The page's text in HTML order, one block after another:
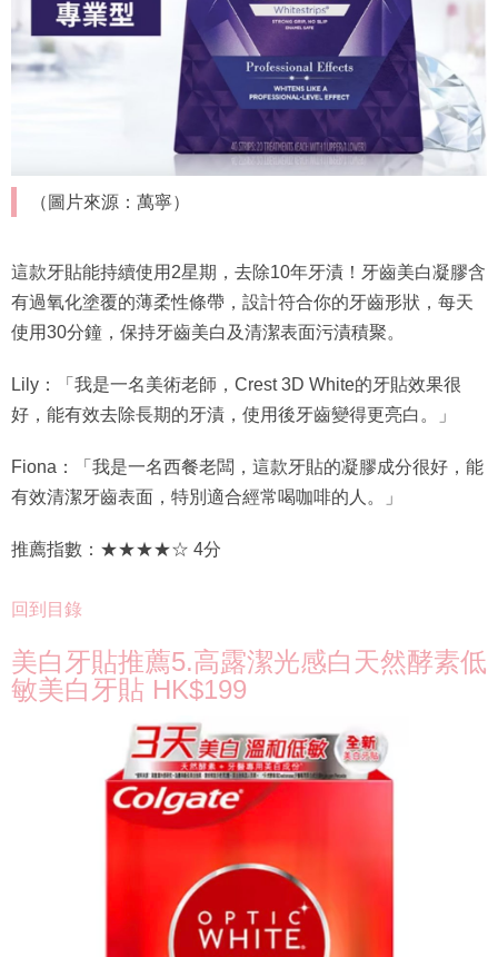
（圖片來源：萬寧）
這款牙貼能持續使用2星期，去除10年牙漬！牙齒美白凝膠含
有過氧化塗覆的薄柔性條帶，設計符合你的牙齒形狀，每天
使用30分鐘，保持牙齒美白及清潔表面污漬積聚。
Lily：「我是一名美術老師，Crest 3D White的牙貼效果很
好，能有效去除長期的牙漬，使用後牙齒變得更亮白。」
Fiona：「我是一名西餐老闆，這款牙貼的凝膠成分很好，能
有效清潔牙齒表面，特別適合經常喝咖啡的人。」
推薦指數：★★★★☆ 4分
回到目錄
美白牙貼推薦5.高露潔光感白天然酵素低
敏美白牙貼 HK$199